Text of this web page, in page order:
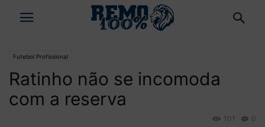
Futebol Profissional
Ratinho não se incomoda
com a reserva
0
101